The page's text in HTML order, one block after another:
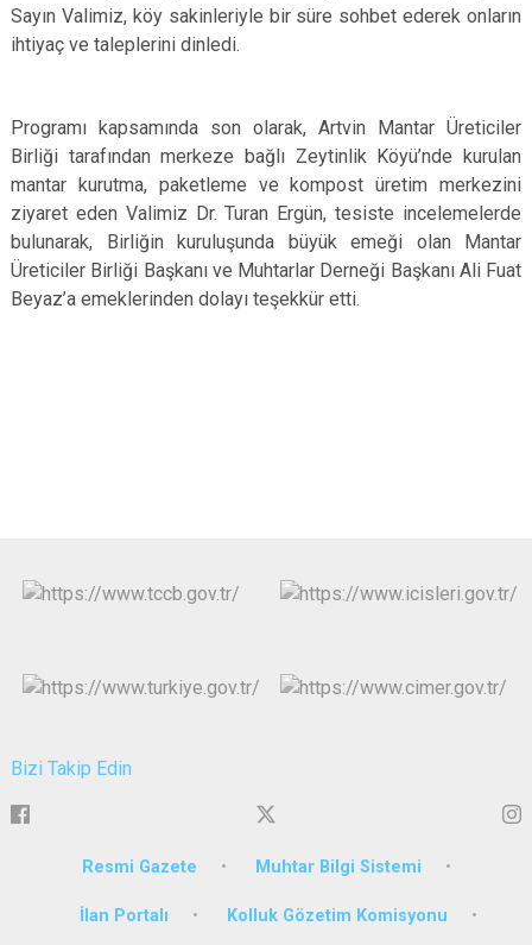
Sayın Valimiz, köy sakinleriyle bir süre sohbet ederek onların
ihtiyaç ve taleplerini dinledi.
Programı kapsamında son olarak, Artvin Mantar Üreticiler
Birliği tarafından merkeze bağlı Zeytinlik Köyü’nde kurulan
mantar kurutma, paketleme ve kompost üretim merkezini
ziyaret eden Valimiz Dr. Turan Ergün, tesiste incelemelerde
bulunarak, Birliğin kuruluşunda büyük emeği olan Mantar
Üreticiler Birliği Başkanı ve Muhtarlar Derneği Başkanı Ali Fuat
Beyaz’a emeklerinden dolayı teşekkür etti.
Bizi Takip Edin
Resmi Gazete Muhtar Bilgi Sistemi
İlan Portalı Kolluk Gözetim Komisyonu